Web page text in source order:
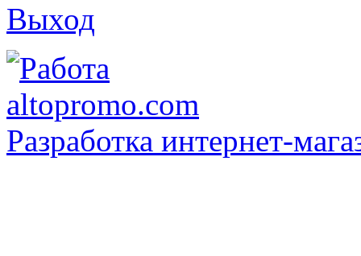
Выход
Разработка интернет-